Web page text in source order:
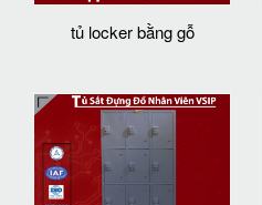
tủ locker bằng gỗ